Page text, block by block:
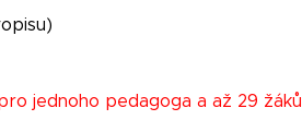
jednoho pedagoga a až 29 žáků